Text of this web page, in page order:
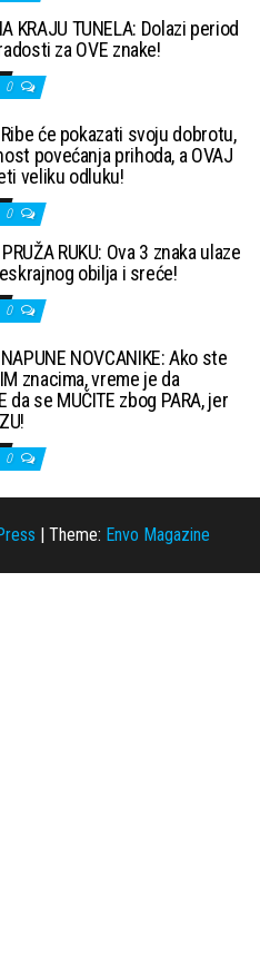
KRAJU TUNELA: Dolazi period
za OVE znake!
0
će pokazati svoju dobrotu,
povećanja prihoda, a OVAJ
veliku odluku!
0
RUKU: Ova 3 znaka ulaze
obilja i sreće!
0
NOVCANIKE: Ako ste
znacima, vreme je da
da se MUČITE zbog PARA, jer
0
Theme: Envo Magazine